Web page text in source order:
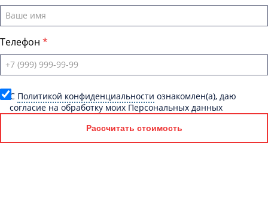
Телефон
C Политикой конфиденциальности ознакомлен(а), даю
согласие на обработку моих Персональных данных
Рассчитать стоимость